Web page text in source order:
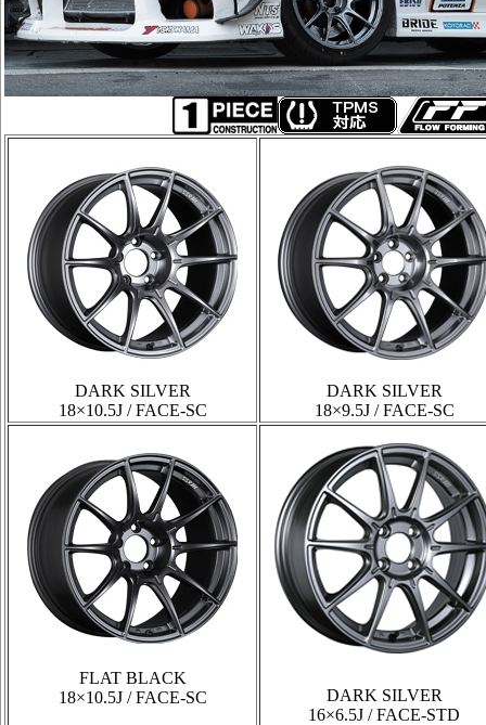
DARK SILVER
18×10.5J / FACE-SC
DARK SILVER
18×9.5J / FACE-SC
FLAT BLACK
18×10.5J / FACE-SC
DARK SILVER
16×6.5J / FACE-STD